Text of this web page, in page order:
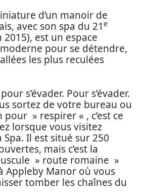
d’un manoir de
avec son spa du 21 e
est un espace
pour se détendre,
les plus reculées
s’évader. Pour s’évader.
sortez de votre bureau ou
» respirer « , c’est ce
lorsque vous visitez
Il est situé sur 250
mais c’est la
» route romaine »
Appleby Manor où vous
tomber les chaînes du